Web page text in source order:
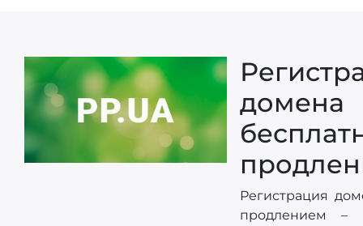
Регистрация
продлением –